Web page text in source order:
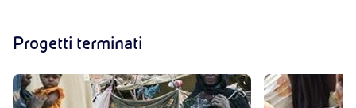
Progetti terminati